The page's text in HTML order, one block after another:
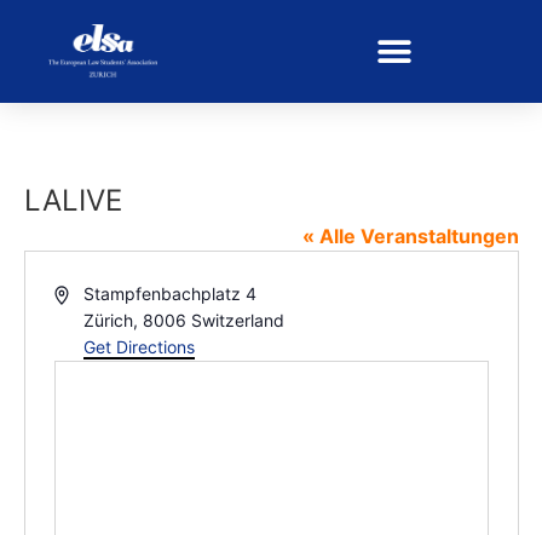
LALIVE
« Alle Veranstaltungen
AddressStampfenbachplatz 4
Zürich, 8006 Switzerland
Get Directions